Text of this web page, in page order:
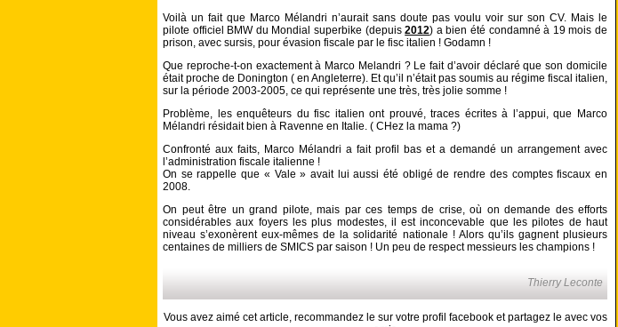
Voilà un fait que Marco Mélandri n’aurait sans doute pas voulu voir sur son CV. Mais le
pilote officiel BMW du Mondial superbike (depuis2012) a bien été condamné à 19 mois de
prison, avec sursis, pour évasion fiscale par le fisc italien ! Godamn !
Que reproche-t-on exactement à Marco Melandri ? Le fait d’avoir déclaré que son domicile
était proche de Donington ( en Angleterre). Et qu’il n’était pas soumis au régime fiscal italien,
sur la période 2003-2005, ce qui représente une très, très jolie somme !
Problème, les enquêteurs du fisc italien ont prouvé, traces écrites à l’appui, que Marco
Mélandri résidait bien à Ravenne en Italie. ( CHez la mama ?)
Confronté aux faits, Marco Mélandri a fait profil bas et a demandé un arrangement avec
l’administration fiscale italienne !
On se rappelle que « Vale » avait lui aussi été obligé de rendre des comptes fiscaux en
2008.
On peut être un grand pilote, mais par ces temps de crise, où on demande des efforts
considérables aux foyers les plus modestes, il est inconcevable que les pilotes de haut
niveau s’exonèrent eux-mêmes de la solidarité nationale ! Alors qu’ils gagnent plusieurs
centaines de milliers de SMICS par saison ! Un peu de respect messieurs les champions !
Thierry Leconte
Vous avez aimé cet article, recommandez le sur votre profil facebook et partagez le avec vos